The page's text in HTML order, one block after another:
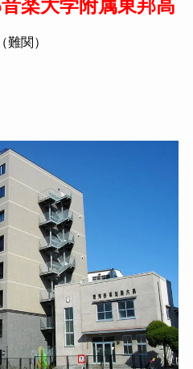
楽大学附属東邦高
関）